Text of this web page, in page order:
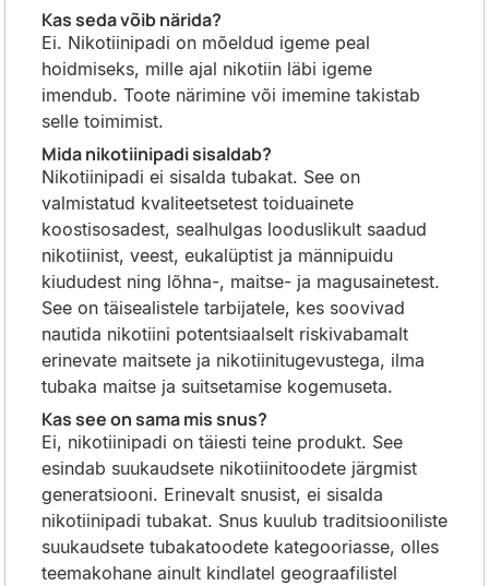
Kas seda võib närida?
Ei. Nikotiinipadi on mõeldud igeme peal
hoidmiseks, mille ajal nikotiin läbi igeme
imendub. Toote närimine või imemine takistab
selle toimimist.
Midanikotiinipadisisaldab?
Nikotiinipadi ei sisalda tubakat. See on
valmistatud kvaliteetsetest toiduainete
koostisosadest, sealhulgas looduslikult saadud
nikotiinist, veest, eukalüptist ja männipuidu
kiududest ning lõhna-, maitse- ja magusainetest.
See on täisealistele tarbijatele, kes soovivad
nautida nikotiini potentsiaalselt riskivabamalt
erinevate maitsete ja nikotiinitugevustega, ilma
tubaka maitse ja suitsetamise kogemuseta.
Kas see on sama mis snus?
Ei, nikotiinipadi on täiesti teine produkt. See
esindab suukaudsete nikotiinitoodete järgmist
generatsiooni. Erinevalt snusist, ei sisalda
nikotiinipadi tubakat. Snus kuulub traditsiooniliste
suukaudsete tubakatoodete kategooriasse, olles
teemakohane ainult kindlatel geograafilistel